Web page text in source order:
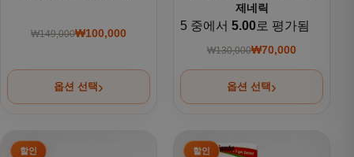
₩149,000 원래 가격: ₩149,000.
₩100,000
현재 가격: ₩100,000.
옵션 선택
제네릭
5 중에서 5.00로 평가됨
₩130,000원래 가격:
₩70,000
현재 가격: ₩70,000.
옵션 선택
여러 상품 옵션이 이 상품에 있습니다. 상품 페이지에서 옵션
여러 상품 옵션이 이 상품에